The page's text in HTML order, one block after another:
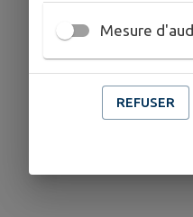
Mesure
REFUSER